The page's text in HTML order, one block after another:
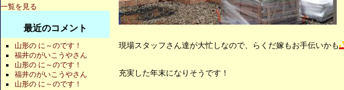
現場スタッフさん達が大忙しなので、らくだ嫁もお手伝いかも
充実した年末になりそうです！
一覧を見る
最近のコメント
山形の に～のです！
福井のがいこうやさん
山形の に～のです！
福井のがいこうやさん
山形の に～のです！